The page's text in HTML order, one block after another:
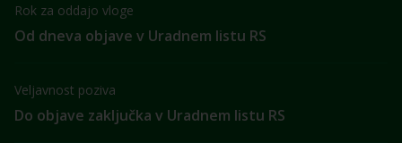
Rok za oddajo vloge
Od dneva objave v Uradnem listu RS
Veljavnost poziva
Do objave zaključka v Uradnem listu RS